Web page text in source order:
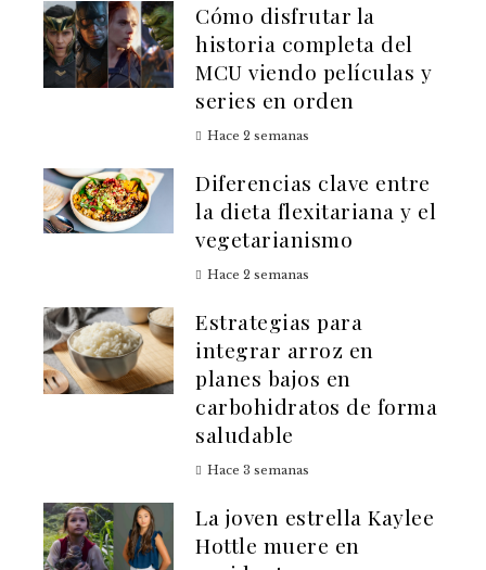
Cómo disfrutar la
historia completa del
MCU viendo películas y
series en orden
Hace 2 semanas
Diferencias clave entre
la dieta flexitariana y el
vegetarianismo
Hace 2 semanas
Estrategias para
integrar arroz en
planes bajos en
carbohidratos de forma
saludable
Hace 3 semanas
La joven estrella Kaylee
Hottle muere en